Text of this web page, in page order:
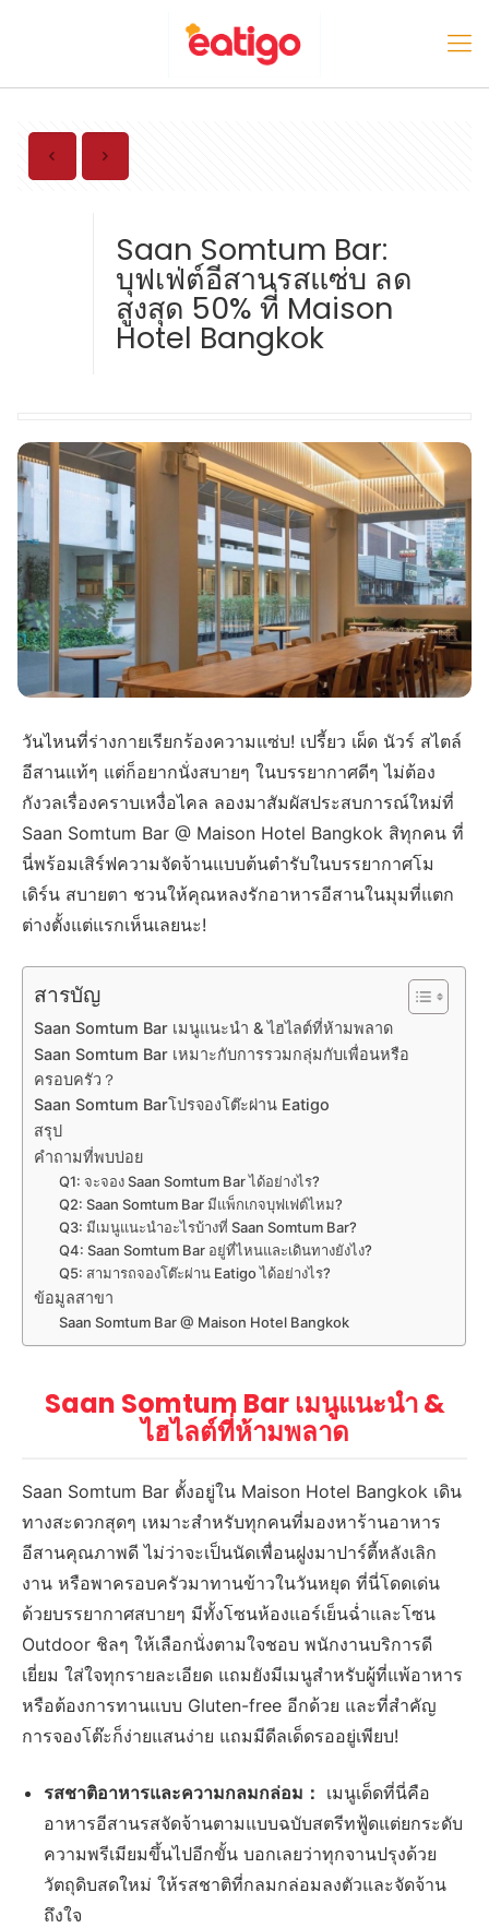
Saan Somtum Bar:
บุฟเฟ่ต์อีสานรสแซ่บ ลด
สูงสุด 50% ที่ Maison
Hotel Bangkok
วันไหนที่ร่างกายเรียกร้องความแซ่บ! เปรี้ยว เผ็ด นัวร์ สไตล์
อีสานแท้ๆ แต่ก็อยากนั่งสบายๆ ในบรรยากาศดีๆ ไม่ต้อง
กังวลเรื่องคราบเหงื่อไคล ลองมาสัมผัสประสบการณ์ใหม่ที่
Saan Somtum Bar @ Maison Hotel Bangkok สิทุกคน ที่
นี่พร้อมเสิร์ฟความจัดจ้านแบบต้นตำรับในบรรยากาศโม
เดิร์น สบายตา ชวนให้คุณหลงรักอาหารอีสานในมุมที่แตก
ต่างตั้งแต่แรกเห็นเลยนะ!
สารบัญ
Saan Somtum Bar เมนูแนะนำ & ไฮไลต์ที่ห้ามพลาด
Saan Somtum Bar เหมาะกับการรวมกลุ่มกับเพื่อนหรือ
ครอบครัว？
Saan Somtum Barโปรจองโต๊ะผ่าน Eatigo
สรุป
คำถามที่พบบ่อย
Q1: จะจอง Saan Somtum Bar ได้อย่างไร?
Q2: Saan Somtum Bar มีแพ็กเกจบุฟเฟต์ไหม?
Q3: มีเมนูแนะนำอะไรบ้างที่ Saan Somtum Bar?
Q4: Saan Somtum Bar อยู่ที่ไหนและเดินทางยังไง?
Q5: สามารถจองโต๊ะผ่าน Eatigo ได้อย่างไร?
ข้อมูลสาขา
Saan Somtum Bar @ Maison Hotel Bangkok
Saan Somtum Bar เมนูแนะนำ &
ไฮไลต์ที่ห้ามพลาด
Saan Somtum Bar ตั้งอยู่ใน Maison Hotel Bangkok เดิน
ทางสะดวกสุดๆ เหมาะสำหรับทุกคนที่มองหาร้านอาหาร
อีสานคุณภาพดี ไม่ว่าจะเป็นนัดเพื่อนฝูงมาปาร์ตี้หลังเลิก
งาน หรือพาครอบครัวมาทานข้าวในวันหยุด ที่นี่โดดเด่น
ด้วยบรรยากาศสบายๆ มีทั้งโซนห้องแอร์เย็นฉ่ำและโซน
Outdoor ชิลๆ ให้เลือกนั่งตามใจชอบ พนักงานบริการดี
เยี่ยม ใส่ใจทุกรายละเอียด แถมยังมีเมนูสำหรับผู้ที่แพ้อาหาร
หรือต้องการทานแบบ Gluten-free อีกด้วย และที่สำคัญ
การจองโต๊ะก็ง่ายแสนง่าย แถมมีดีลเด็ดรออยู่เพียบ!
รสชาติอาหารและความกลมกล่อม： เมนูเด็ดที่นี่คือ
อาหารอีสานรสจัดจ้านตามแบบฉบับสตรีทฟู้ดแต่ยกระดับ
ความพรีเมียมขึ้นไปอีกขั้น บอกเลยว่าทุกจานปรุงด้วย
วัตถุดิบสดใหม่ ให้รสชาติที่กลมกล่อมลงตัวและจัดจ้าน
ถึงใจ